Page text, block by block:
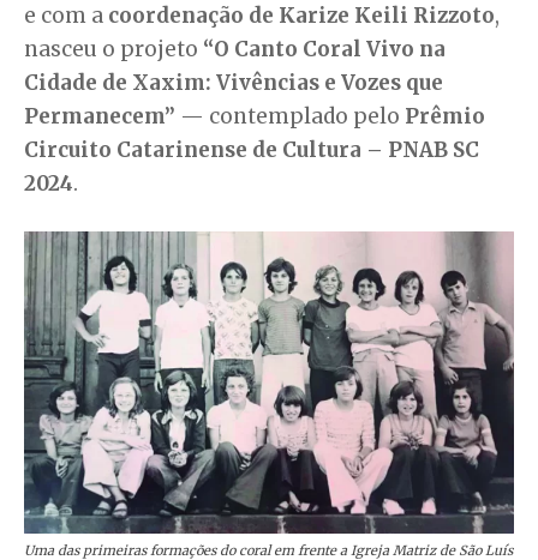
e com a coordenação de Karize Keili Rizzoto,
nasceu o projeto “O Canto Coral Vivo na
Cidade de Xaxim: Vivências e Vozes que
Permanecem” — contemplado pelo Prêmio
Circuito Catarinense de Cultura – PNAB SC
2024.
Uma das primeiras formações do coral em frente a Igreja Matriz de São Luís